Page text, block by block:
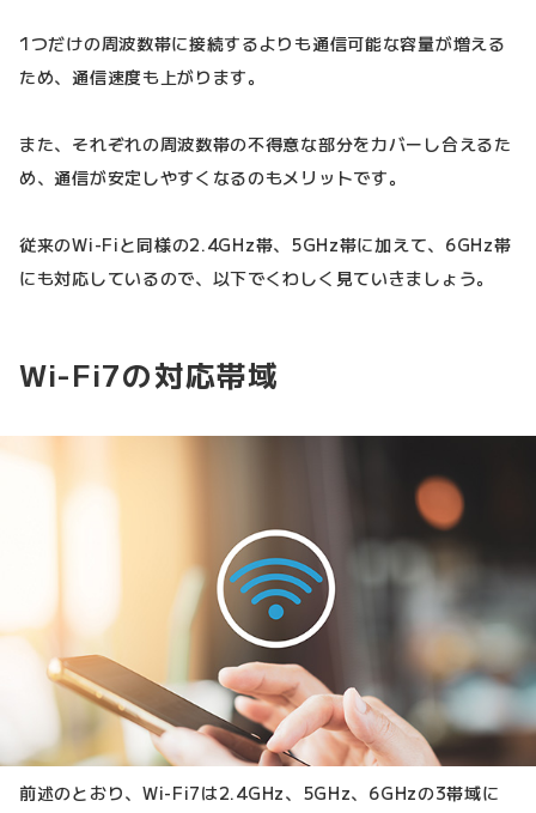
1つだけの周波数帯に接続するよりも通信可能な容量が増える
ため、通信速度も上がります。
また、それぞれの周波数帯の不得意な部分をカバーし合えるた
め、通信が安定しやすくなるのもメリットです。
従来のWi-Fiと同様の2.4GHz帯、5GHz帯に加えて、6GHz帯
にも対応しているので、以下でくわしく見ていきましょう。
Wi-Fi7の対応帯域
前述のとおり、Wi-Fi7は2.4GHz、5GHz、6GHzの3帯域に